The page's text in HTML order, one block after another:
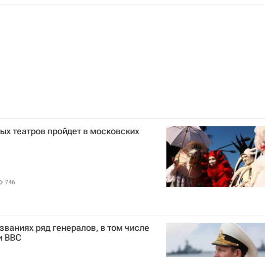
театров пройдет в московских
746
ряд генералов, в том числе
ВВС